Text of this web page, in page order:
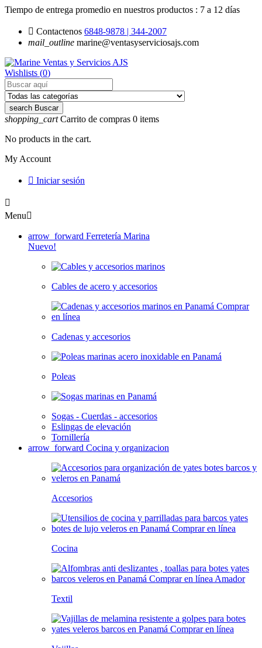
Tiempo de entrega promedio en nuestros productos : 7 a 12 días
 Contactenos 6848-9878 | 344-2007
mail_outline marine@ventasyserviciosajs.com
Wishlists (0)
search Buscar
shopping_cart Carrito de compras 0 items
No products in the cart.
My Account
 Iniciar sesión

Menu
arrow_forward Ferretería Marina
Nuevo!
Cables de acero y accesorios
Cadenas y accesorios
Poleas
Sogas - Cuerdas - accesorios
Eslingas de elevación
Tornillería
arrow_forward Cocina y organizacion
Accesorios
Cocina
Textil